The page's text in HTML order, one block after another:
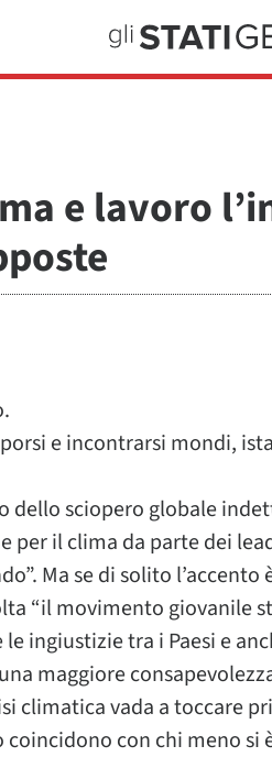
e lavoro
e incontrarsi mondi,
dello sciopero globale
per il clima da parte dei
Ma se di solito l’accento
“il movimento giovanile
ingiustizie tra i Paesi e
maggiore
climatica vada a toccare
con chi meno si